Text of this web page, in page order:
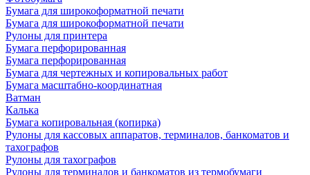
Бумага для широкоформатной печати
Бумага для широкоформатной печати
Рулоны для принтера
Бумага перфорированная
Бумага перфорированная
Бумага для чертежных и копировальных работ
Бумага масштабно-координатная
Ватман
Калька
Бумага копировальная (копирка)
Рулоны для кассовых аппаратов, терминалов, банкоматов и
тахографов
Рулоны для тахографов
Рулоны для терминалов и банкоматов из термобумаги